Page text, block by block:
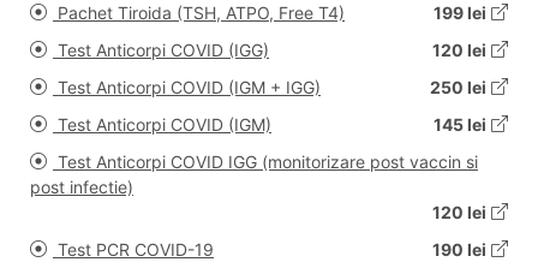
Pachet Tiroida (TSH, ATPO, Free T4)
199 lei
Test Anticorpi COVID (IGG)
120 lei
Test Anticorpi COVID (IGM + IGG)
250 lei
Test Anticorpi COVID (IGM)
145 lei
Test Anticorpi COVID IGG (monitorizare post vaccin si
post infectie)
120 lei
Test PCR COVID-19
190 lei